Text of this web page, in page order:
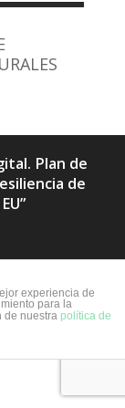
Plan de
de
experiencia de
para la
de nuestra política de